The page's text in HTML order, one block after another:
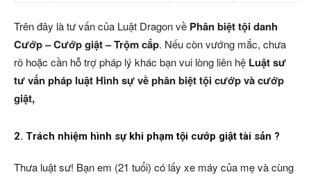
Trên đây là tư vấn của Luật Dragon về Phân biệt tội danh
Cướp – Cướp giật – Trộm cắp. Nếu còn vướng mắc, chưa
rõ hoặc cần hỗ trợ pháp lý khác bạn vui lòng liên hệ Luật sư
tư vấn pháp luật Hình sự về phân biệt tội cướp và cướp
giật,
2. Trách nhiệm hình sự khi phạm tội cướp giật tài sản ?
Thưa luật sư! Bạn em (21 tuổi) có lấy xe máy của mẹ và cùng